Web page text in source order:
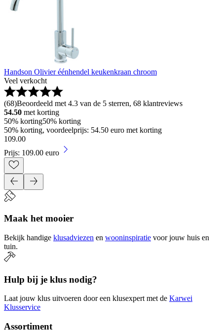
Handson Olivier éénhendel keukenkraan chroom
Veel verkocht
(68)Beoordeeld met 4.3 van de 5 sterren, 68 klantreviews
54.50 met korting
50% korting50% korting
50% korting, voordeelprijs: 54.50 euro met korting
109.00
Prijs: 109.00 euro
Maak het mooier
Bekijk handige klusadviezen en wooninspiratie voor jouw huis en
tuin.
Hulp bij je klus nodig?
Laat jouw klus uitvoeren door een klusexpert met de Karwei
Klusservice
Assortiment